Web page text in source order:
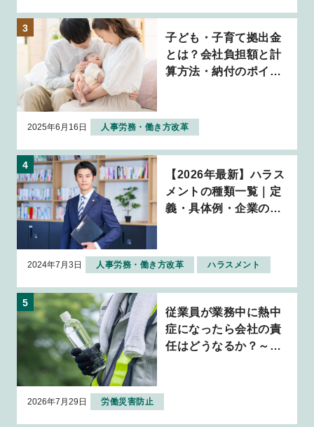
子ども・子育て拠出金
とは？会社負担額と計
算方法・納付のポイン
2025年6月16日 人事労務・働き方改革
【2026年最新】ハラス
メントの種類一覧｜定
義・具体例・企業の対
2024年7月3日 人事労務・働き方改革 ハラスメント
従業員が業務中に熱中
症になったら会社の責
任はどうなるか？～判
2026年7月29日 労働災害防止